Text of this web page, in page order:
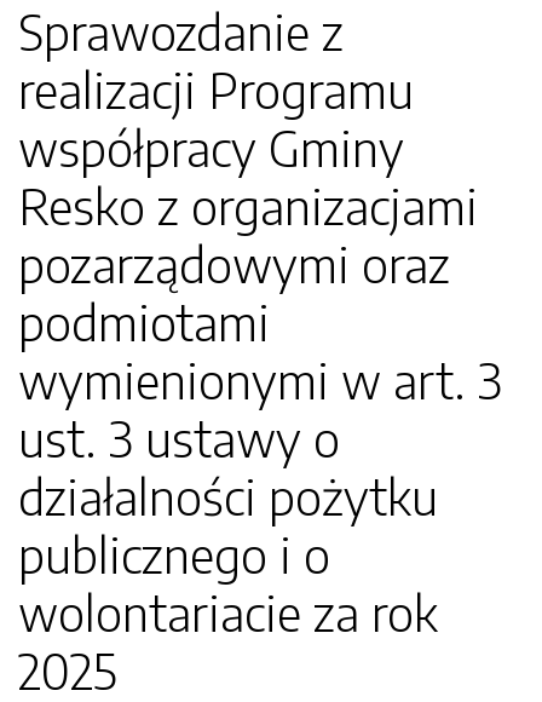
Sprawozdanie z
realizacji Programu
współpracy Gminy
Resko z organizacjami
pozarządowymi oraz
podmiotami
wymienionymi w art. 3
ust. 3 ustawy o
działalności pożytku
publicznego i o
wolontariacie za rok
2025